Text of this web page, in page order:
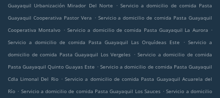
Guayaquil Urbanización Mirador Del Norte
. Servicio a domicilio de comida Pasta
Guayaquil Cooperativa Pastor Vera . Servicio a domicilio de comida Pasta Guayaquil
Cooperativa Montalvo . Servicio a domicilio de comida Pasta Guayaquil La Aurora .
Servicio a domicilio de comida Pasta Guayaquil Las Orquídeas Este
. Servicio a
domicilio de comida Pasta Guayaquil Los Vergeles . Servicio a domicilio de comida
Pasta Guayaquil Quinto Guayas Este . Servicio a domicilio de comida Pasta Guayaquil
Cdla Limonal Del Rio . Servicio a domicilio de comida Pasta Guayaquil Acuarela del
Río . Servicio a domicilio de comida Pasta Guayaquil Los Sauces . Servicio a domicilio